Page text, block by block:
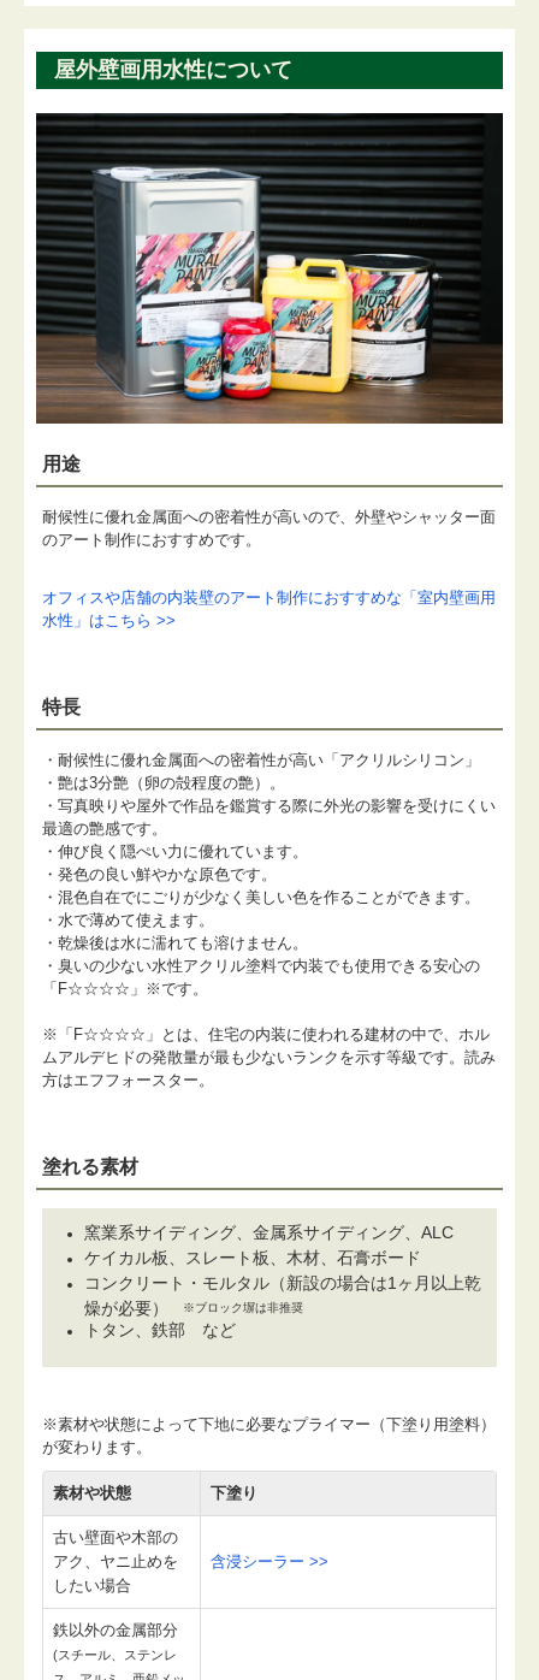
屋外壁画用水性について
用途
耐候性に優れ金属面への密着性が高いので、外壁やシャッター面
のアート制作におすすめです。
オフィスや店舗の内装壁のアート制作におすすめな「室内壁画用
水性」はこちら >>
特長
・耐候性に優れ金属面への密着性が高い「アクリルシリコン」
・艶は3分艶（卵の殻程度の艶）。
・写真映りや屋外で作品を鑑賞する際に外光の影響を受けにくい
最適の艶感です。
・伸び良く隠ぺい力に優れています。
・発色の良い鮮やかな原色です。
・混色自在でにごりが少なく美しい色を作ることができます。
・水で薄めて使えます。
・乾燥後は水に濡れても溶けません。
・臭いの少ない水性アクリル塗料で内装でも使用できる安心の
「F☆☆☆☆」※です。
※「F☆☆☆☆」とは、住宅の内装に使われる建材の中で、ホル
ムアルデヒドの発散量が最も少ないランクを示す等級です。読み
方はエフフォースター。
塗れる素材
窯業系サイディング、金属系サイディング、ALC
ケイカル板、スレート板、木材、石膏ボード
コンクリート・モルタル（新設の場合は1ヶ月以上乾
燥が必要） ※ブロック塀は非推奨
トタン、鉄部 など
※素材や状態によって下地に必要なプライマー（下塗り用塗料）
が変わります。
素材や状態 下塗り
古い壁面や木部の
アク、ヤニ止めを
したい場合
含浸シーラー >>
鉄以外の金属部分
(スチール、ステンレ